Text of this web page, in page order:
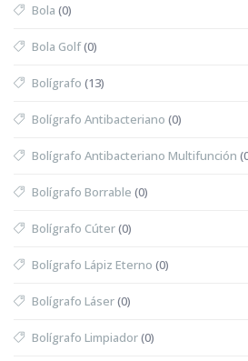
Bola (0)
Bola Golf(0)
Bolígrafo (13)
Bolígrafo Antibacteriano (0)
Bolígrafo Antibacteriano Multifunción
Bolígrafo Borrable (0)
Bolígrafo Cúter(0)
Bolígrafo Lápiz Eterno (0)
Bolígrafo Láser(0)
Bolígrafo Limpiador(0)